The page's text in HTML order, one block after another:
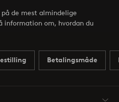
på de mest almindelige
information om, hvordan du
Betalingsmåde